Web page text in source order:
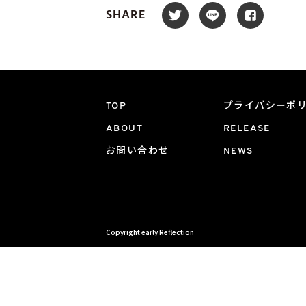
SHARE
TOP プライバシーポ
ABOUT RELEASE
お問い合わせ NEWS
Copyright early Reflection